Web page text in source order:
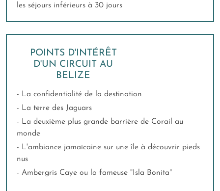
les séjours inférieurs à 30 jours
POINTS D'INTÉRÊT
D'UN CIRCUIT AU
BELIZE
- La confidentialité de la destination
- La terre des Jaguars
- La deuxième plus grande barrière de Corail au
monde
- L'ambiance jamaïcaine sur une île à découvrir pieds
nus
- Ambergris Caye ou la fameuse "Isla Bonita"